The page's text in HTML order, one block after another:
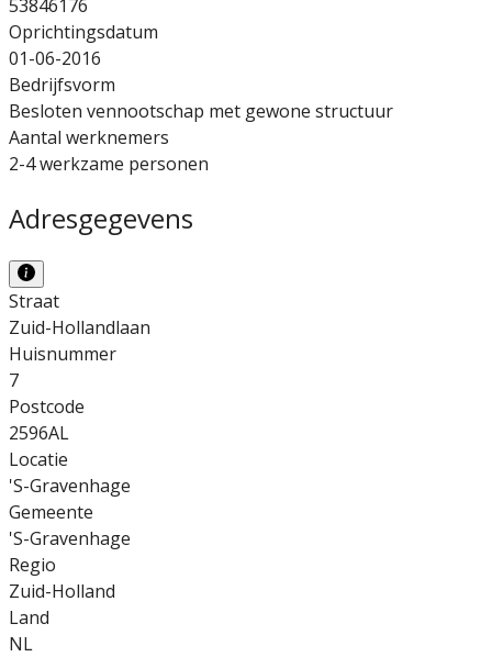
53846176
Oprichtingsdatum
01-06-2016
Bedrijfsvorm
Besloten vennootschap met gewone structuur
Aantal werknemers
2-4 werkzame personen
Adresgegevens
Straat
Zuid-Hollandlaan
Huisnummer
7
Postcode
2596AL
Locatie
'S-Gravenhage
Gemeente
'S-Gravenhage
Regio
Zuid-Holland
Land
NL